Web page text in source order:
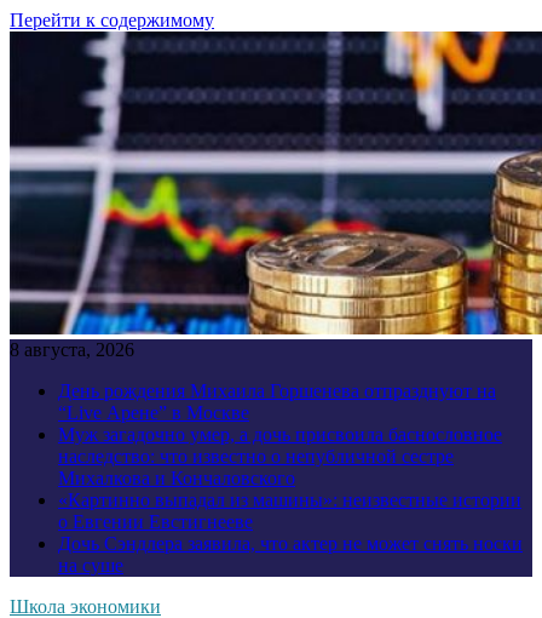
Перейти к содержимому
8 августа, 2026
День рождения Михаила Горшенева отпразднуют на
“Live Арене” в Москве
Муж загадочно умер, а дочь присвоила баснословное
наследство: что известно о непубличной сестре
Михалкова и Кончаловского
«Картинно выпадал из машины»: неизвестные истории
о Евгении Евстигнееве
Дочь Сэндлера заявила, что актер не может снять носки
на суше
Школа экономики